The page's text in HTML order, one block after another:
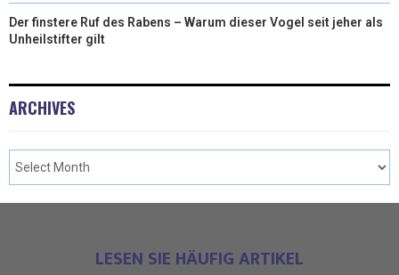
Der finstere Ruf des Rabens – Warum dieser Vogel seit jeher als
Unheilstifter gilt
ARCHIVES
LESEN SIE HÄUFIG ARTIKEL